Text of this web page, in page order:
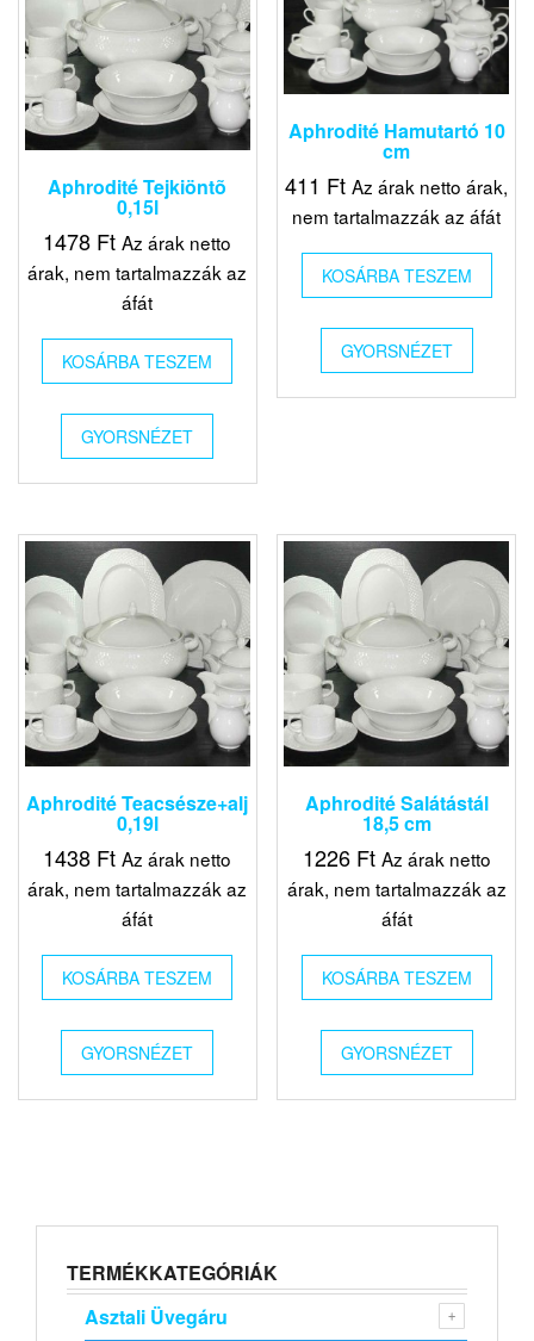
Aphrodité Tejkiöntõ
0,15l
1478 Ft Az árak netto
árak, nem tartalmazzák az
áfát
KOSÁRBA TESZEM
GYORSNÉZET
Aphrodité Hamutartó 10
cm
411 Ft Az árak netto árak,
nem tartalmazzák az áfát
KOSÁRBA TESZEM
GYORSNÉZET
Aphrodité Teacsésze+alj
0,19l
1438 Ft Az árak netto
árak, nem tartalmazzák az
áfát
KOSÁRBA TESZEM
GYORSNÉZET
Aphrodité Salátástál
18,5 cm
1226 Ft Az árak netto
árak, nem tartalmazzák az
áfát
KOSÁRBA TESZEM
GYORSNÉZET
TERMÉKKATEGÓRIÁK
Asztali Üvegáru